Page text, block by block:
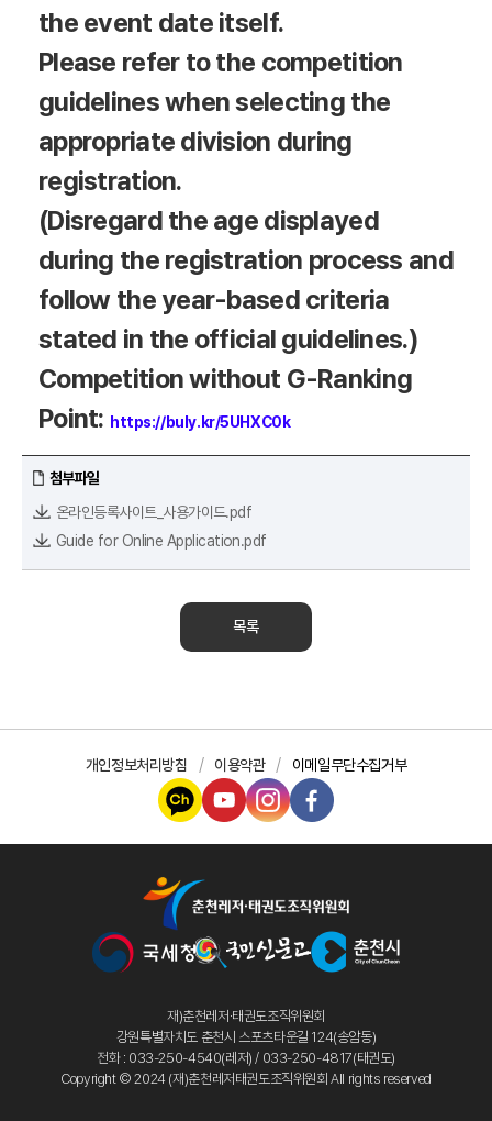
the event date itself.
Please refer to the competition
guidelines when selecting the
appropriate division during
registration.
(Disregard the age displayed
during the registration process and
follow the year-based criteria
stated in the official guidelines.)
Competition without G-Ranking
Point: https://buly.kr/5UHXC0k
첨부파일
온라인등록사이트_사용가이드.pdf
Guide for Online Application.pdf
목록
개인정보처리방침 이용약관 이메일무단수집거부
재)춘천레저·태권도조직위원회
강원특별자치도 춘천시 스포츠타운길 124(송암동)
전화 : 033-250-4540(레저) / 033-250-4817(태권도)
Copyright © 2024 (재)춘천레저태권도조직위원회 All rights reserved